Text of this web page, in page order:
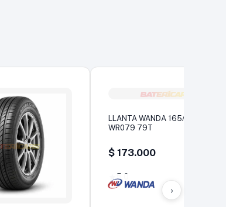
LLANTA WANDA 165/70 R13
WR079 79T
$ 173.000
5,0
›